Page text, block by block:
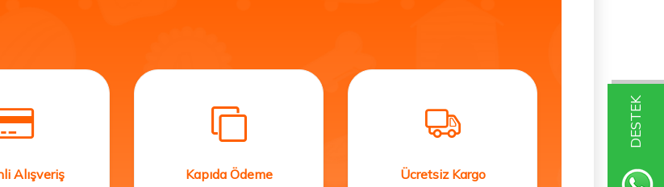
DESTEK
Alışveriş Kapıda Ödeme Ücretsiz Kargo